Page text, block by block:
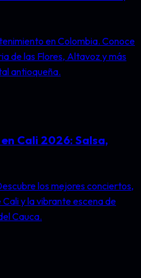
en Colombia. Conoce
de las Flores, Altavoz y más
antioqueña.
Cali 2026: Salsa,
los mejores conciertos,
y la vibrante escena de
Cauca.